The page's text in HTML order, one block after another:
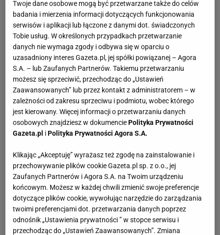
Twoje dane osobowe mogą być przetwarzane także do celów
badania i mierzenia informacji dotyczących funkcjonowania
serwisów i aplikacji lub łączone z danymi dot. świadczonych
Tobie usług. W określonych przypadkach przetwarzanie
danych nie wymaga zgody i odbywa się w oparciu o
uzasadniony interes Gazeta.pl, jej spółki powiązanej – Agora
S.A. – lub Zaufanych Partnerów. Takiemu przetwarzaniu
możesz się sprzeciwić, przechodząc do „Ustawień
Zaawansowanych” lub przez kontakt z administratorem – w
zależności od zakresu sprzeciwu i podmiotu, wobec którego
jest kierowany. Więcej informacji o przetwarzaniu danych
osobowych znajdziesz w dokumenciePolityka Prywatności
Gazeta.pl iPolityka Prywatności Agora S.A.
Klikając „Akceptuję” wyrażasz też zgodę na zainstalowanie i
przechowywanie plików cookie Gazeta.pl sp. z o.o., jej
Zaufanych Partnerów i Agora S.A. na Twoim urządzeniu
końcowym. Możesz w każdej chwili zmienić swoje preferencje
dotyczące plików cookie, wywołując narzędzie do zarządzania
twoimi preferencjami dot. przetwarzania danych poprzez
odnośnik „Ustawienia prywatności ” w stopce serwisu i
przechodząc do „Ustawień Zaawansowanych”. Zmiana